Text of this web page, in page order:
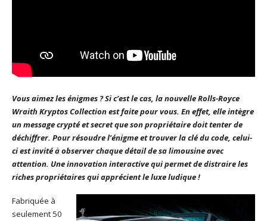
Vous aimez les énigmes ? Si c’est le cas, la nouvelle Rolls-Royce
Wraith Kryptos Collection est faite pour vous. En effet, elle intègre
un message crypté et secret que son propriétaire doit tenter de
déchiffrer. Pour résoudre l’énigme et trouver la clé du code, celui-
ci est invité à observer chaque détail de sa limousine avec
attention. Une innovation interactive qui permet de distraire les
riches propriétaires qui apprécient le luxe ludique !
Fabriquée à
seulement 50